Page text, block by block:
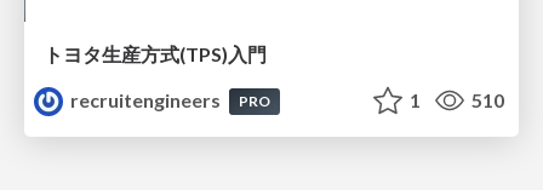
トヨタ⽣産⽅式(TPS)⼊⾨
recruitengineers
PRO 1 510